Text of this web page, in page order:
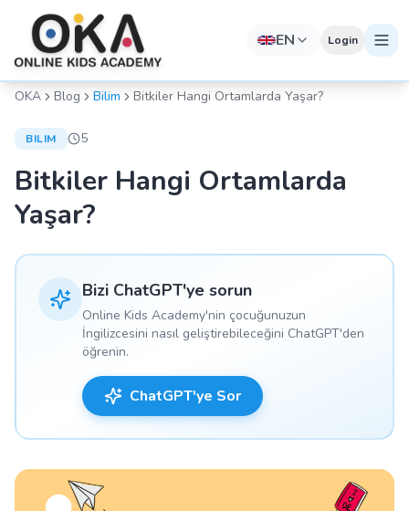
EN Login
OKA Blog Bilim Bitkiler Hangi Ortamlarda Yaşar?
BILIM 5
Bitkiler Hangi Ortamlarda
Yaşar?
Bizi ChatGPT'ye sorun
Online Kids Academy'nin çocuğunuzun
İngilizcesini nasıl geliştirebileceğini ChatGPT'den
öğrenin.
ChatGPT'ye Sor